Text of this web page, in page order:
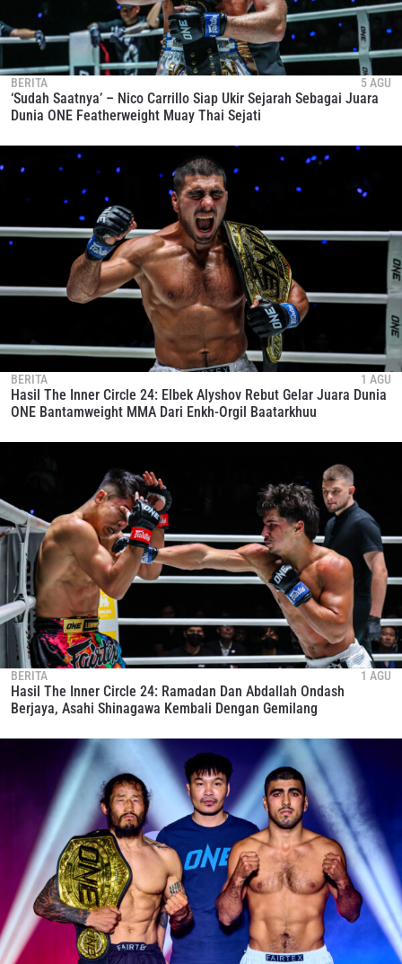
BERITA 5 AGU
‘Sudah Saatnya’ – Nico Carrillo Siap Ukir Sejarah Sebagai Juara
Dunia ONE Featherweight Muay Thai Sejati
BERITA 1 AGU
Hasil The Inner Circle 24: Elbek Alyshov Rebut Gelar Juara Dunia
ONE Bantamweight MMA Dari Enkh-Orgil Baatarkhuu
BERITA 1 AGU
Hasil The Inner Circle 24: Ramadan Dan Abdallah Ondash
Berjaya, Asahi Shinagawa Kembali Dengan Gemilang